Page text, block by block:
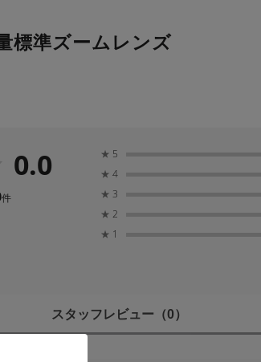
標準ズームレンズ
0.0
件
★ 5
★ 4
★ 3
★ 2
★ 1
スタッフレビュー （0）